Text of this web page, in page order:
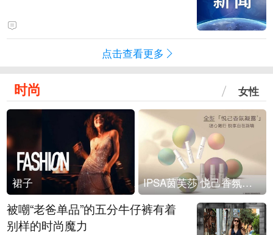
点击查看更多
时尚 女性
裙子 IPSA茵芙莎 悦己香氛凝露上市
被嘲“老爸单品”的五分牛仔裤有着
别样的时尚魔力